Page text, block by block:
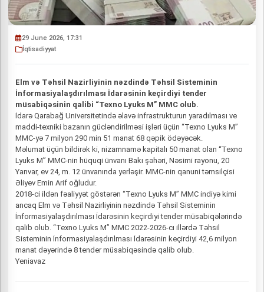
29 June 2026, 17:31
İqtisadiyyat
Elm və Təhsil Nazirliyinin nəzdində Təhsil Sisteminin
İnformasiyalaşdırılması İdarəsinin keçirdiyi tender
müsabiqəsinin qalibi “Texno Lyuks M” MMC olub.
İdarə Qarabağ Universitetində əlavə infrastrukturun yaradılması ve
maddi-texniki bazanın gücləndirilməsi işləri üçün “Texno Lyuks M”
MMC-yə 7 milyon 290 min 51 manat 68 qəpik ödəyəcək.
Məlumat üçün bildirək ki, nizamnamə kapitalı 50 manat olan “Texno
Lyuks M” MMC-nin hüquqi ünvanı Bakı şəhəri, Nəsimi rayonu, 20
Yanvar, ev 24, m. 12 ünvanında yerləşir. MMC-nin qanuni təmsilçisi
Əliyev Emin Arif oğludur.
2018-ci ildən fəaliyyət göstərən “Texno Lyuks M” MMC indiyə kimi
ancaq Elm və Təhsil Nazirliyinin nəzdində Təhsil Sisteminin
İnformasiyalaşdırılması İdarəsinin keçirdiyi tender müsabiqələrində
qalib olub. “Texno Lyuks M” MMC 2022-2026-cı illərdə Təhsil
Sisteminin İnformasiyalaşdırılması İdarəsinin keçirdiyi 42,6 milyon
manat dəyərində 8 tender müsabiqəsində qalib olub.
Yeniavaz